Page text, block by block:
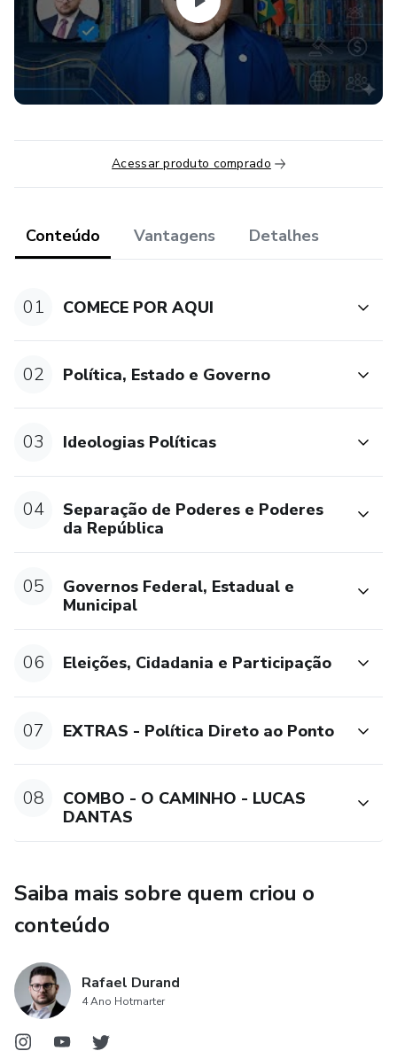
São 15 aulas + extras para aprender sobre Política,
Estado, Governos, Ideologias, Cidadania, Poderes, entre
muitos outros assuntos instigantes.
Veja abaixo a nossa apresentação do curso e inscreva-se já!
Acessar produto comprado
Conteúdo Vantagens Detalhes
01 COMECE POR AQUI
02 Política, Estado e Governo
03 Ideologias Políticas
04
Separação de Poderes e Poderes
da República
05
Governos Federal, Estadual e
Municipal
06 Eleições, Cidadania e Participação
07 EXTRAS - Política Direto ao Ponto
08
COMBO - O CAMINHO - LUCAS
DANTAS
Saiba mais sobre quem criou o
conteúdo
Rafael Durand
4 Ano Hotmarter